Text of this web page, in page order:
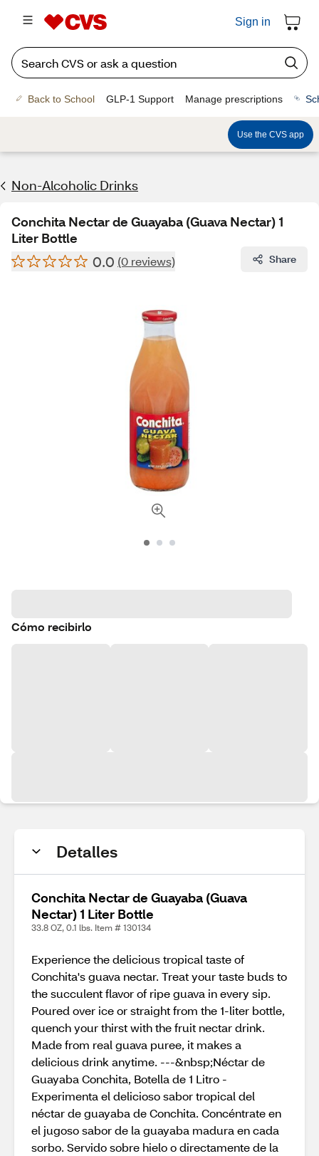
Sign in
Back to School GLP-1 Support Manage prescriptions
Use the CVS app
Non-Alcoholic Drinks
Conchita Nectar de Guayaba (Guava Nectar) 1
Liter Bottle
0.0 (0 reviews) Share
Cómo recibirlo
Detalles
Conchita Nectar de Guayaba (Guava
Nectar) 1 Liter Bottle
33.8 OZ, 0.1 lbs. Item # 130134
Experience the delicious tropical taste of
Conchita's guava nectar. Treat your taste buds to
the succulent flavor of ripe guava in every sip.
Poured over ice or straight from the 1-liter bottle,
quench your thirst with the fruit nectar drink.
Made from real guava puree, it makes a
delicious drink anytime. ---&nbsp;Néctar de
Guayaba Conchita, Botella de 1 Litro -
Experimenta el delicioso sabor tropical del
néctar de guayaba de Conchita. Concéntrate en
el jugoso sabor de la guayaba madura en cada
sorbo. Servido sobre hielo o directamente de la